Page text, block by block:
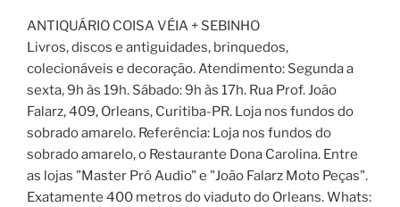
ANTIQUÁRIO COISA VÉIA + SEBINHO
Livros, discos e antiguidades, brinquedos,
colecionáveis e decoração. Atendimento: Segunda a
sexta, 9h às 19h. Sábado: 9h às 17h. Rua Prof. João
Falarz, 409, Orleans, Curitiba-PR. Loja nos fundos do
sobrado amarelo. Referência: Loja nos fundos do
sobrado amarelo, o Restaurante Dona Carolina. Entre
as lojas "Master Pró Audio" e "João Falarz Moto Peças".
Exatamente 400 metros do viaduto do Orleans. Whats: